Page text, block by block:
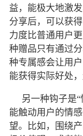
益，能极大地激
分享后，可以获
力度比普通用户
种赠品只有通过
种专属感会让用
能获得实际好处
另一种钩子是
能触动用户的情
望。比如，围绕